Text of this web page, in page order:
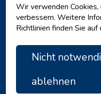
Wir verwenden
verbessern. Weitere
Richtlinien finden Sie auf
Nicht
ablehnen